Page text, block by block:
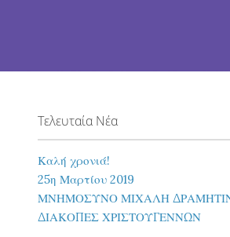
Τελευταία Νέα
Καλή χρονιά!
25η Μαρτίου 2019
ΜΝΗΜΟΣΥΝΟ ΜΙΧΑΛΗ
ΔΙΑΚΟΠΕΣ ΧΡΙΣΤΟΥΓΕΝΝΩΝ